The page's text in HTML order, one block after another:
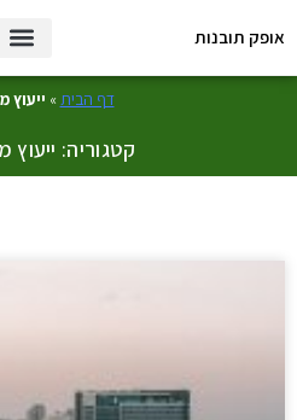
אופק תובנות
דף הבית» ייעוץ
קטגוריה: